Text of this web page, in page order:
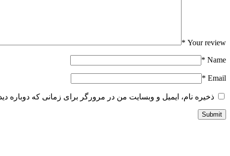
Your review
*
Name
*
Email
*
ذخیره نام، ایمیل و وبسایت من در مرورگر برای زمانی که دوباره